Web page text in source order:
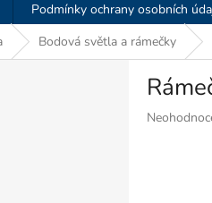
Podmínky ochrany osobních
Bodová světla a rámečky
Průměrné